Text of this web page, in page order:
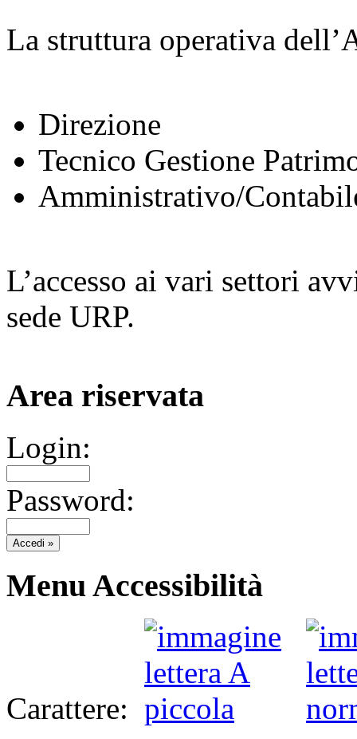
La struttura operativa
Direzione
Tecnico Gestione
Amministrativo/
L’accesso ai vari settori
sede URP.
Area riservata
Login:
Password:
Menu Accessibilità
Carattere: